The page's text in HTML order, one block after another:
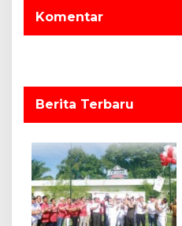
p
o
Komentar
Berita Terbaru